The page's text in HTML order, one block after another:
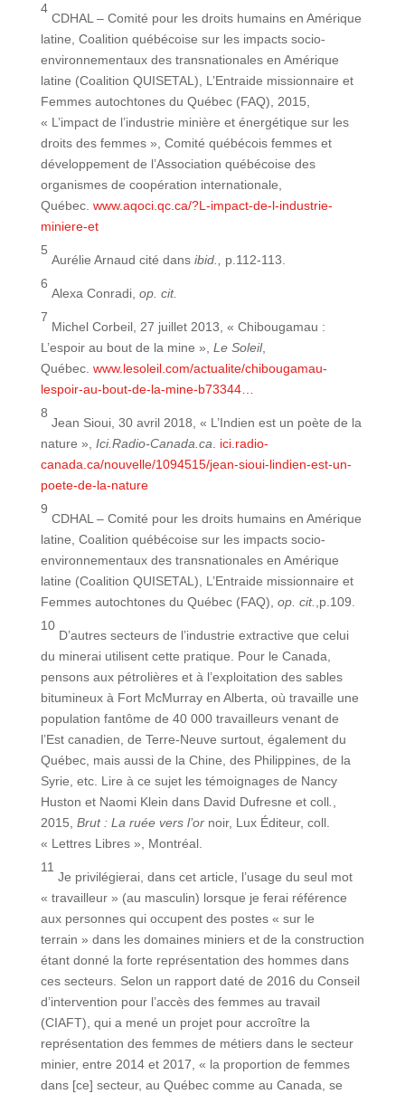
4
CDHAL – Comité pour les droits humains en Amérique
latine, Coalition québécoise sur les impacts socio-
environnementaux des transnationales en Amérique
latine (Coalition QUISETAL), L’Entraide missionnaire et
Femmes autochtones du Québec (FAQ), 2015,
« L’impact de l’industrie minière et énergétique sur les
droits des femmes », Comité québécois femmes et
développement de l’Association québécoise des
organismes de coopération internationale,
Québec. www.aqoci.qc.ca/?L-impact-de-l-industrie-
miniere-et
5
Aurélie Arnaud cité dans ibid., p.112-113.
6
Alexa Conradi, op. cit.
7
Michel Corbeil, 27 juillet 2013, « Chibougamau :
L’espoir au bout de la mine », Le Soleil,
Québec. www.lesoleil.com/actualite/chibougamau-
lespoir-au-bout-de-la-mine-b73344…
8
Jean Sioui, 30 avril 2018, « L’Indien est un poète de la
nature », Ici.Radio-Canada.ca. ici.radio-
canada.ca/nouvelle/1094515/jean-sioui-lindien-est-un-
poete-de-la-nature
9
CDHAL – Comité pour les droits humains en Amérique
latine, Coalition québécoise sur les impacts socio-
environnementaux des transnationales en Amérique
latine (Coalition QUISETAL), L’Entraide missionnaire et
Femmes autochtones du Québec (FAQ), op. cit.,p.109.
10
D’autres secteurs de l’industrie extractive que celui
du minerai utilisent cette pratique. Pour le Canada,
pensons aux pétrolières et à l’exploitation des sables
bitumineux à Fort McMurray en Alberta, où travaille une
population fantôme de 40 000 travailleurs venant de
l’Est canadien, de Terre-Neuve surtout, également du
Québec, mais aussi de la Chine, des Philippines, de la
Syrie, etc. Lire à ce sujet les témoignages de Nancy
Huston et Naomi Klein dans David Dufresne et coll.,
2015, Brut : La ruée vers l’or noir, Lux Éditeur, coll.
« Lettres Libres », Montréal.
11
Je privilégierai, dans cet article, l’usage du seul mot
« travailleur » (au masculin) lorsque je ferai référence
aux personnes qui occupent des postes « sur le
terrain » dans les domaines miniers et de la construction
étant donné la forte représentation des hommes dans
ces secteurs. Selon un rapport daté de 2016 du Conseil
d’intervention pour l’accès des femmes au travail
(CIAFT), qui a mené un projet pour accroître la
représentation des femmes de métiers dans le secteur
minier, entre 2014 et 2017, « la proportion de femmes
dans [ce] secteur, au Québec comme au Canada, se